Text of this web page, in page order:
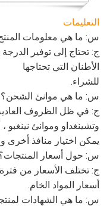
التعليمات
س: ما هي معلومات المنتج
ج: تحتاج إلى توفير
الأطنان التي تحتاجها
للشراء.
س: ما هي موانئ الشحن؟
ج: في ظل الظروف
وتشينغداو وموانئ نينغبو
يمكن اختيار منافذ أخرى
س: حول أسعار
ج: تختلف الأسعار من
أسعار المواد الخام.
س: ما هي الشهادات